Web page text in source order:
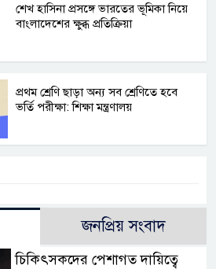
শেখ হাসিনা প্রসঙ্গে ভারতের ভূমিকা নিয়ে
বাংলাদেশের ক্ষুব্ধ প্রতিক্রিয়া
প্রথম শ্রেণি ছাড়া অন্য সব শ্রেণিতে হবে
ভর্তি পরীক্ষা: শিক্ষা মন্ত্রণালয়
জনপ্রিয় সংবাদ
চিকিৎসকদের পেশাগত দায়িত্বে